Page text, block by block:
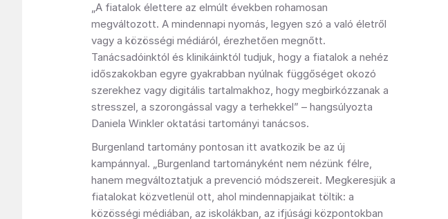
„A fiatalok élettere az elmúlt években rohamosan
megváltozott. A mindennapi nyomás, legyen szó a való életről
vagy a közösségi médiáról, érezhetően megnőtt.
Tanácsadóinktól és klinikáinktól tudjuk, hogy a fiatalok a nehéz
időszakokban egyre gyakrabban nyúlnak függőséget okozó
szerekhez vagy digitális tartalmakhoz, hogy megbirkózzanak a
stresszel, a szorongással vagy a terhekkel” – hangsúlyozta
Daniela Winkler oktatási tartományi tanácsos.
Burgenland tartomány pontosan itt avatkozik be az új
kampánnyal. „Burgenland tartományként nem nézünk félre,
hanem megváltoztatjuk a prevenció módszereit. Megkeresjük a
fiatalokat közvetlenül ott, ahol mindennapjaikat töltik: a
közösségi médiában, az iskolákban, az ifjúsági központokban